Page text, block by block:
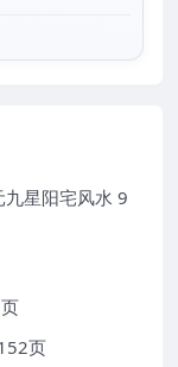
星阳宅风水 9
页